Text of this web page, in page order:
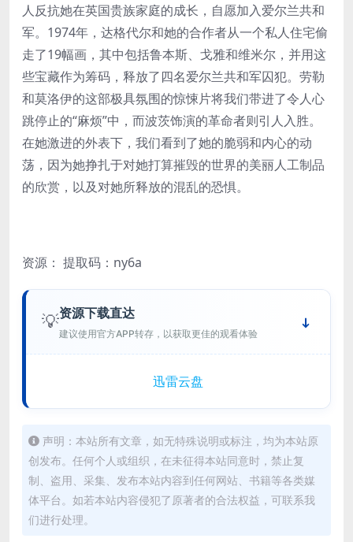
人反抗她在英国贵族家庭的成长，自愿加入爱尔兰共和
军。1974年，达格代尔和她的合作者从一个私人住宅偷
走了19幅画，其中包括鲁本斯、戈雅和维米尔，并用这
些宝藏作为筹码，释放了四名爱尔兰共和军囚犯。劳勒
和莫洛伊的这部极具氛围的惊悚片将我们带进了令人心
跳停止的“麻烦”中，而波茨饰演的革命者则引人入胜。
在她激进的外表下，我们看到了她的脆弱和内心的动
荡，因为她挣扎于对她打算摧毁的世界的美丽人工制品
的欣赏，以及对她所释放的混乱的恐惧。
资源： 提取码：ny6a
💡资源下载直达
建议使用官方APP转存，以获取更佳的观看体验
迅雷云盘
声明：本站所有文章，如无特殊说明或标注，均为本站原
创发布。任何个人或组织，在未征得本站同意时，禁止复
制、盗用、采集、发布本站内容到任何网站、书籍等各类媒
体平台。如若本站内容侵犯了原著者的合法权益，可联系我
们进行处理。